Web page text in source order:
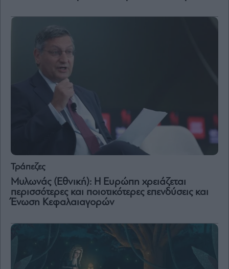
of
Τράπεζες
Μυλωνάς (Εθνική): Η Ευρώπη χρειάζεται
περισσότερες και ποιοτικότερες επενδύσεις και
Ένωση Κεφαλαιαγορών